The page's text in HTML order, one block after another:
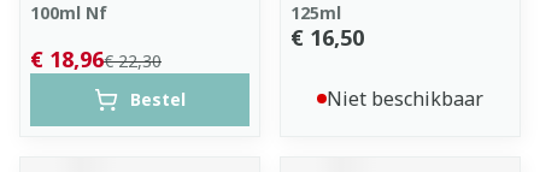
100ml Nf
€ 22,30
€ 18,96
Bestel
125ml
€ 16,50
Niet beschikbaar